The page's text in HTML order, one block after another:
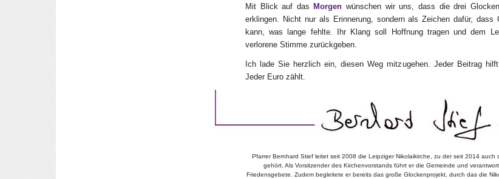
Mit Blick auf das Morgen wünschen wir uns, dass die drei
erklingen. Nicht nur als Erinnerung, sondern als Zeichen dafür, dass
kann, was lange fehlte. Ihr Klang soll Hoffnung tragen und dem
verlorene Stimme zurückgeben.
Ich lade Sie herzlich ein, diesen Weg mitzugehen. Jeder Beitrag
Jeder Euro zählt.
Pfarrer Bernhard Stief leitet seit 2008 die Leipziger Nikolaikirche, zu der seit 2014 auch
gehört. Als Vorsitzender des Kirchenvorstands führt er die Gemeinde und
Friedensgebete. Zudem begleitete er bereits das große Glockenprojekt, durch das die